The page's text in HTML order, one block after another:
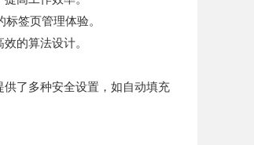
签页管理体验。
的算法设计。
了多种安全设置，如自动填充